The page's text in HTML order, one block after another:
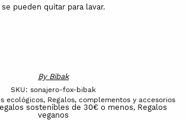
se pueden quitar para lavar.
By Bibak
SKU: sonajero-fox-bibak
ecológicos, Regalos, complementos y accesorios
sostenibles de 30€ o menos, Regalos
veganos